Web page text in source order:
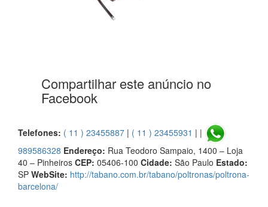
Compartilhar este anúncio no
Facebook
Telefones: ( 11 ) 23455887 | ( 11 ) 23455931 | |
989586328 Endereço: Rua Teodoro Sampaio, 1400 – Loja
40 – Pinheiros CEP: 05406-100 Cidade: São Paulo Estado:
SP WebSite: http://tabano.com.br/tabano/poltronas/poltrona-
barcelona/